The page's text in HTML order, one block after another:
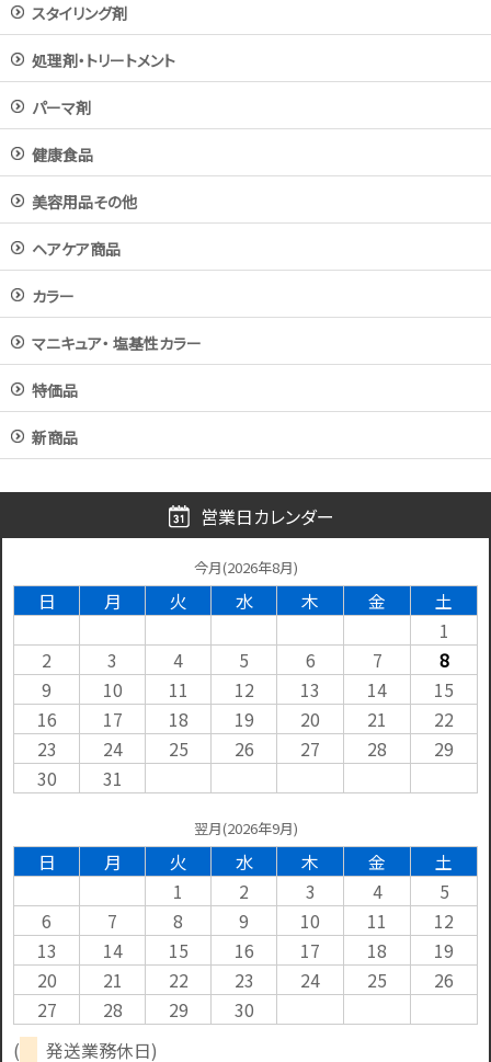
スタイリング剤
処理剤・トリートメント
パーマ剤
健康食品
美容用品その他
ヘアケア商品
カラー
マニキュア・ 塩基性カラー
特価品
新商品
営業日カレンダー
今月(2026年8月)
日 月 火 水 木 金
土
1
2
3 4 5 6 7
8
9
10 11 12 13 14
15
16
17 18 19 20 21
22
23
24 25 26 27 28
29
30
31
翌月(2026年9月)
日 月 火 水 木 金
土
1
2 3 4
5
6
7 8 9 10 11
12
13
14 15 16 17 18
19
20
21 22 23 24 25
26
27
28 29
30
(
発送業務休日)